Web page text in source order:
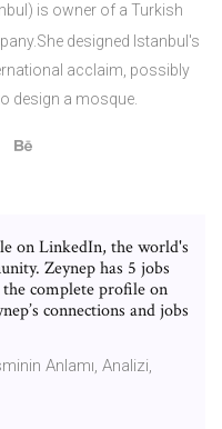
is owner of a Turkish
designed Istanbul's
acclaim, possibly
design a mosque.
on LinkedIn, the world's
Zeynep has 5 jobs
complete profile on
connections and jobs
Anlamı, Analizi,